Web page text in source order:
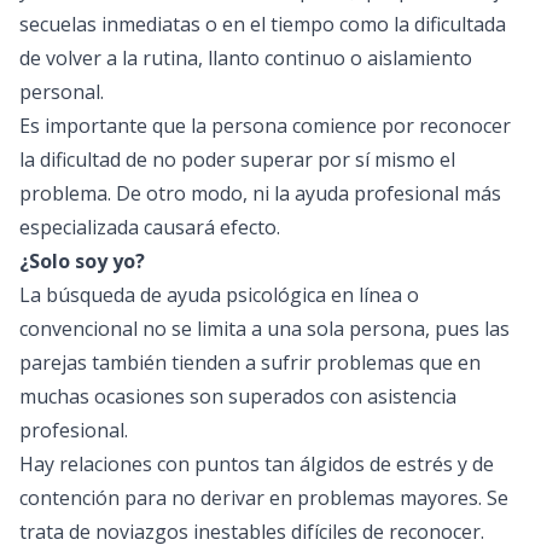
secuelas inmediatas o en el tiempo como la dificultada
de volver a la rutina, llanto continuo o aislamiento
personal.
Es importante que la persona comience por reconocer
la dificultad de no poder superar por sí mismo el
problema. De otro modo, ni la ayuda profesional más
especializada causará efecto.
¿Solo soy yo?
La búsqueda de ayuda psicológica en línea o
convencional no se limita a una sola persona, pues las
parejas también tienden a sufrir problemas que en
muchas ocasiones son superados con asistencia
profesional.
Hay relaciones con puntos tan álgidos de estrés y de
contención para no derivar en problemas mayores. Se
trata de noviazgos inestables difíciles de reconocer.